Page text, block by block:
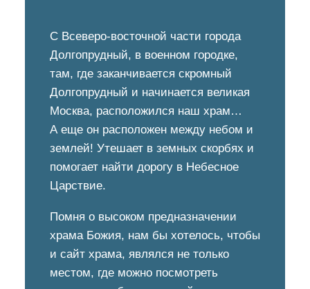
С Всеверо-восточной части города
Долгопрудный, в военном городке,
там, где заканчивается скромный
Долгопрудный и начинается великая
Москва, расположился наш храм…
А еще он расположен между небом и
землей! Утешает в земных скорбях и
помогает найти дорогу в Небесное
Царствие.
Помня о высоком предназначении
храма Божия, нам бы хотелось, чтобы
и сайт храма, являлся не только
местом, где можно посмотреть